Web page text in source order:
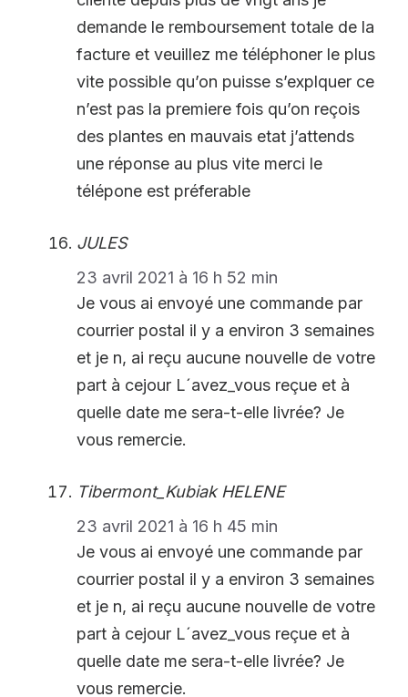
demande le remboursement totale de la
facture et veuillez me téléphoner le plus
vite possible qu’on puisse s’explquer ce
n’est pas la premiere fois qu’on reçois
des plantes en mauvais etat j’attends
une réponse au plus vite merci le
télépone est préferable
JULES
23 avril 2021 à 16 h 52 min
Je vous ai envoyé une commande par
courrier postal il y a environ 3 semaines
et je n, ai reçu aucune nouvelle de votre
part à cejour L´avez_vous reçue et à
quelle date me sera-t-elle livrée? Je
vous remercie.
Tibermont_Kubiak HELENE
23 avril 2021 à 16 h 45 min
Je vous ai envoyé une commande par
courrier postal il y a environ 3 semaines
et je n, ai reçu aucune nouvelle de votre
part à cejour L´avez_vous reçue et à
quelle date me sera-t-elle livrée? Je
vous remercie.